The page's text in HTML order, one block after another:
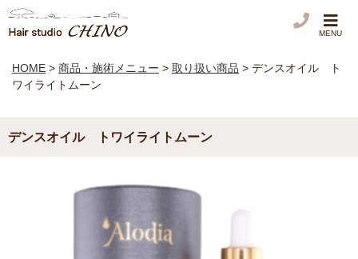
MENU
HOME > 商品・施術メニュー > 取り扱い商品 > デンスオイル ト
ワイライトムーン
デンスオイル トワイライトムーン